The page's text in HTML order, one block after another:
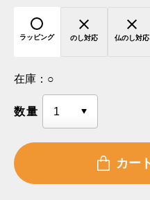
ラッピング のし対応 仏のし対応
在庫： ○
数量